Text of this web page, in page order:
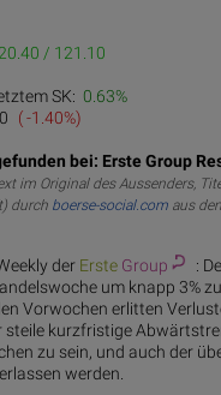
/ 121.10
SK: 0.63%
( -1.40%)
bei: Erste Group
im Original des Aussenders,
durch boerse-social.com aus
der Erste Group :
um knapp 3%
Vorwochen erlitten
steile kurzfristige
zu sein, und auch der
werden.